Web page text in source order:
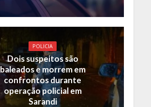
POLICIA
Dois suspeitos são
baleados e morrem em
confrontos durante
operação policial em
Sarandi